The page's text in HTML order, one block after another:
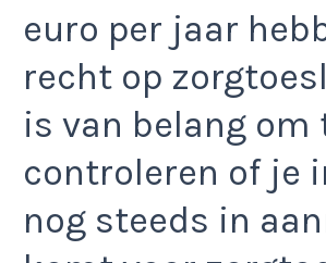
euro per jaar
recht op
is van belang om
controleren of je
nog steeds in